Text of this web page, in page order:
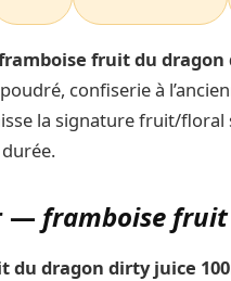
fruit du dragon
confiserie à
la signature fruit/floral
— framboise
du dragon dirty juice